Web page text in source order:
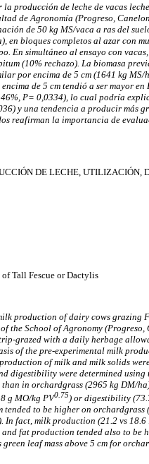
producción de leche de vacas
de Agronomía (Progreso,
de 50 kg MS/vaca a ras del
en bloques completos al azar con
En simultáneo al ensayo con
(10% rechazo). La biomasa
por encima de 5 cm (1641 kg
de 5 cm tendió a ser mayor
P= 0,0334), lo cual podría
y una tendencia a producir más
reafirman la importancia de
DE LECHE, UTILIZACIÓN,
Tall Fescue or Dactylis
production of dairy cows grazing
the School of Agronomy
grazed with a daily herbage
of the pre-experimental milk
of milk and milk solids
digestibility were determined using
in orchardgrass (2965 kg DM/
g MO/kg PV0.75) or digestibility
tended to be higher on
In fact, milk production (21.2 vs
fat production tended also to be
leaf mass above 5 cm for